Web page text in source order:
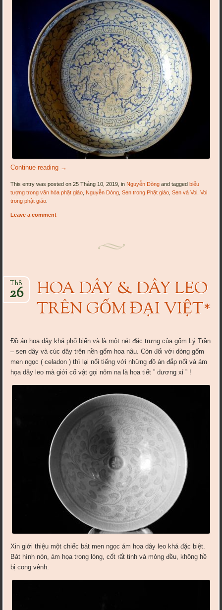
Continue reading →
This entry was posted on 25 Tháng 10, 2019, in Nguyễn Dòng and taggedbiểu
tượng trong văn hóa phật giáo Nguyễn Dòng ,Sen trong Phật giáo ,Sen và Voi ,Voi
trong phật giáo
Leave a comment
HOA DÂY & DÂY LEO
TRÊN GỐM ĐẠI VIỆT*
Th8
26
Đồ án hoa dây khá phổ biến và là một nét đặc trưng của gốm Lý Trần
– sen dây và cúc dây trên nền gốm hoa nâu. Còn đối với dòng gốm
men ngọc ( celadon ) thì lại nổi tiếng với những đồ án đắp nổi và ám
họa dây leo mà giới cổ vật gọi nôm na là họa tiết ” dương xỉ ” !
Xin giới thiệu một chiếc bát men ngọc ám họa dây leo khá đặc biệt.
Bát hình nón, ám họa trong lòng, cốt rất tinh và mỏng đều, không hề
bị cong vênh.